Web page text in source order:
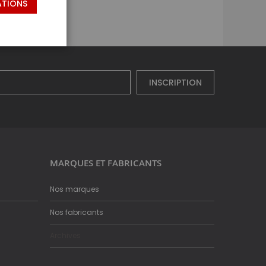
INSCRIPTION
MARQUES ET FABRICANTS
Nos marques
Nos fabricants